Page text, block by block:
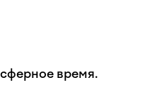
время.